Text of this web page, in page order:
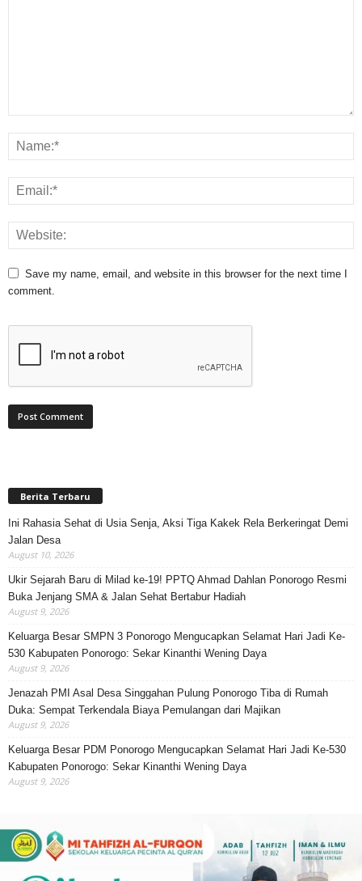
Save my name, email, and website in this browser for the next time I
comment.
Berita Terbaru
Ini Rahasia Sehat di Usia Senja, Aksi Tiga Kakek Rela Berkeringat Demi
Jalan Desa
August 10, 2026
Ukir Sejarah Baru di Milad ke-19! PPTQ Ahmad Dahlan Ponorogo Resmi
Buka Jenjang SMA & Jalan Sehat Bertabur Hadiah
August 9, 2026
Keluarga Besar SMPN 3 Ponorogo Mengucapkan Selamat Hari Jadi Ke-
530 Kabupaten Ponorogo: Sekar Kinanthi Wening Daya
August 9, 2026
Jenazah PMI Asal Desa Singgahan Pulung Ponorogo Tiba di Rumah
Duka: Sempat Terkendala Biaya Pemulangan dari Majikan
August 9, 2026
Keluarga Besar PDM Ponorogo Mengucapkan Selamat Hari Jadi Ke-530
Kabupaten Ponorogo: Sekar Kinanthi Wening Daya
August 9, 2026